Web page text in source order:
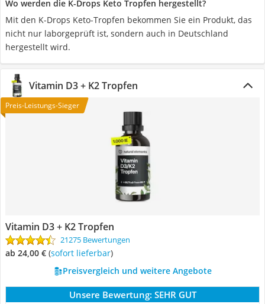
Wo werden die K-Drops Keto Tropfen hergestellt?
Mit den K-Drops Keto-Tropfen bekommen Sie ein Produkt, das
nicht nur laborgeprüft ist, sondern auch in Deutschland
hergestellt wird.
Vitamin D3 + K2 Tropfen
Preis-Leistungs-Sieger
Vitamin D3 + K2 Tropfen
21275 Bewertungen
ab 24,00 € ( Sofort lieferbar)
Preisvergleich und weitere Angebote
Unsere Bewertung: SEHR GUT